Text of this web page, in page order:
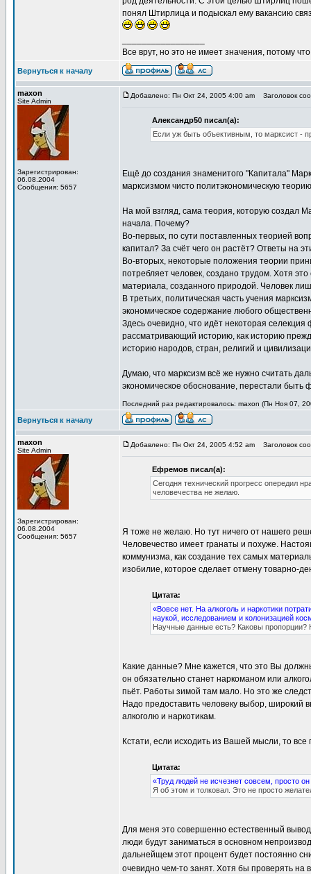
понял Штирлица и подыскал ему вакансию
Все врут, но это не имеет значения, потому
Вернуться к началу
maxon
Site Admin
Зарегистрирован:
06.08.2004
Сообщения: 5657
Добавлено: Пн Окт 24, 2005 4:00 am Заголовок
Александр50 писал(а):
Если уж быть объективным, то марксист -
Ещё до создания знаменитого "Капитала"
марксизмом чисто политэкономическую
На мой взгляд, сама теория, которую создал
начала. Почему?
Во-первых, по сути поставленных теорией
капитал? За счёт чего он растёт? Ответы на
Во-вторых, некоторые положения теории
потребляет человек, создано трудом. Хотя
материала, созданного природой. Человек
В третьих, политическая часть учения
экономическое содержание любого
Здесь очевидно, что идёт некоторая
рассматривающий историю, как историю
историю народов, стран, религий и
Думаю, что марксизм всё же нужно считать
экономическое обоснование, перестали быть
Последний раз редактировалось: maxon (Пн Ноя 07,
Вернуться к началу
maxon
Site Admin
Зарегистрирован:
06.08.2004
Сообщения: 5657
Добавлено: Пн Окт 24, 2005 4:52 am Заголовок
Ефремов писал(а):
Сегодня технический прогресс опередил
человечества не желаю.
Я тоже не желаю. Но тут ничего от нашего
Человечество имеет гранаты и похуже.
коммунизма, как создание тех самых
изобилие, которое сделает отмену товарно-
Цитата:
«Вовсе нет. На алкоголь и наркотики
наукой, исследованием и колонизацией
Научные данные есть? Каковы пропорции?
Какие данные? Мне кажется, что это Вы
он обязательно станет наркоманом или
пьёт. Работы зимой там мало. Но это же
Надо предоставить человеку выбор, широкий
алкоголю и наркотикам.
Кстати, если исходить из Вашей мысли, то
Цитата:
«Труд людей не исчезнет совсем, просто
Я об этом и толковал. Это не просто
Для меня это совершенно естественный
люди будут заниматься в основном
дальнейщем этот процент будет постоянно
очевидно чем-то занят. Хотя бы проверять на